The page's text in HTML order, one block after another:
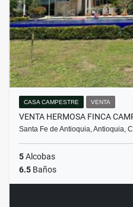
CASA CAMPESTRE VENTA
VENTA HERMOSA FINCA
Santa Fe de Antioquia, Antioquia,
5Alcobas
6.5 Baños